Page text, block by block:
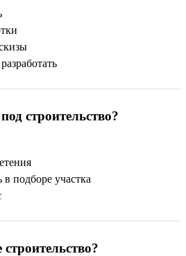
строительство?
подборе участка